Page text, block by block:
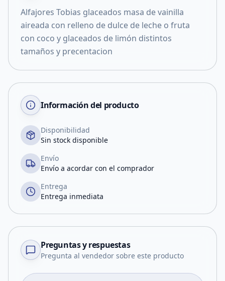
Alfajores Tobias glaceados masa de vainilla
aireada con relleno de dulce de leche o fruta
con coco y glaceados de limón distintos
tamaños y precentacion
Información del producto
Disponibilidad
Sin stock disponible
Envío
Envío a acordar con el comprador
Entrega
Entrega inmediata
Preguntas y respuestas
Pregunta al vendedor sobre este producto